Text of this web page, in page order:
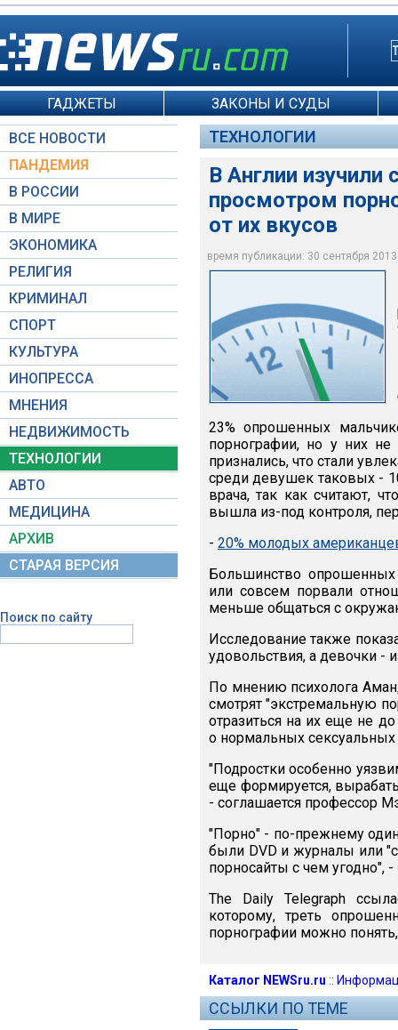
ГАДЖЕТЫ ЗАКОНЫ И СУДЫ
ВСЕ НОВОСТИ
ПАНДЕМИЯ
В РОССИИ
В МИРЕ
ЭКОНОМИКА
РЕЛИГИЯ
КРИМИНАЛ
СПОРТ
КУЛЬТУРА
ИНОПРЕССА
МНЕНИЯ
НЕДВИЖИМОСТЬ
ТЕХНОЛОГИИ
АВТО
МЕДИЦИНА
АРХИВ
СТАРАЯ ВЕРСИЯ
Поиск по сайту
ТЕХНОЛОГИИ
В Англии
просмотром
от их вкусов
время публикации: 30 сентября
Moscow-Live.ru
23% опрошенных
порнографии, но у них
признались, что стали
среди девушек таковых -
врача, так как считают,
вышла из-под контроля,
- 20% молодых
Большинство
или совсем порвали
меньше общаться с
Исследование также
удовольствия, а девочки -
По мнению психолога
смотрят "экстремальную
отразиться на их еще не
о нормальных
"Подростки особенно
еще формируется,
- соглашается профессор
"Порно" - по-прежнему
были DVD и журналы или
порносайты с чем угодно",
The Daily Telegraph
которому, треть
порнографии можно
Каталог NEWSru.ru ::
ССЫЛКИ ПО ТЕМЕ